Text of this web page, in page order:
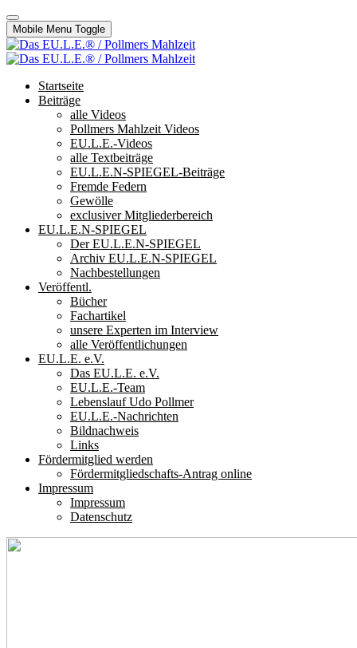
Mobile Menu Toggle
Startseite
Beiträge
alle Videos
Pollmers Mahlzeit Videos
EU.L.E.-Videos
alle Textbeiträge
EU.L.E.N-SPIEGEL-Beiträge
Fremde Federn
Gewölle
exclusiver Mitgliederbereich
EU.L.E.N-SPIEGEL
Der EU.L.E.N-SPIEGEL
Archiv EU.L.E.N-SPIEGEL
Nachbestellungen
Veröffentl.
Bücher
Fachartikel
unsere Experten im Interview
alle Veröffentlichungen
EU.L.E. e.V.
Das EU.L.E. e.V.
EU.L.E.-Team
Lebenslauf Udo Pollmer
EU.L.E.-Nachrichten
Bildnachweis
Links
Fördermitglied werden
Fördermitgliedschafts-Antrag online
Impressum
Impressum
Datenschutz